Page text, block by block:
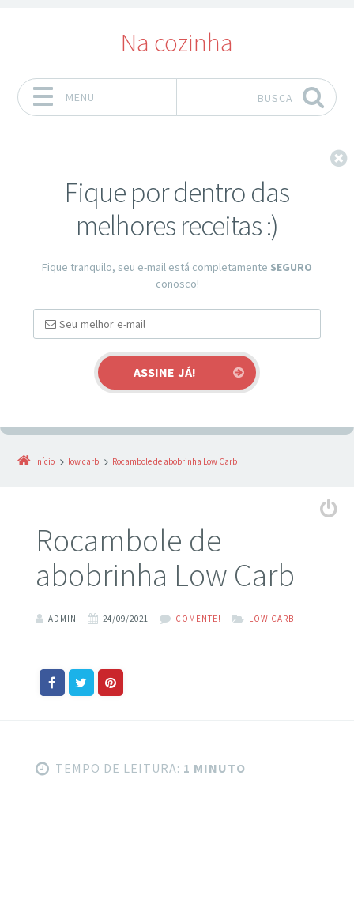
Na cozinha
MENU BUSCA
Fique por dentro das
melhores receitas :)
Fique tranquilo, seu e-mail está completamente SEGURO
conosco!
Início low carb Rocambole de abobrinha⁣ Low Carb
Rocambole de
abobrinha⁣ Low Carb
ADMIN 24/09/2021 COMENTE! LOW CARB
TEMPO DE LEITURA: 1 MINUTO